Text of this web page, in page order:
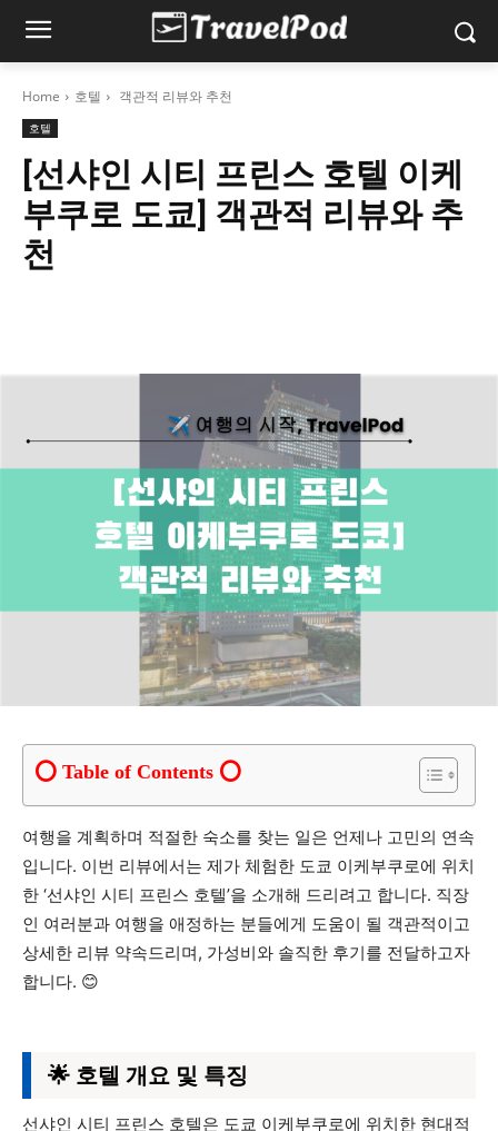
Home 호텔 객관적 리뷰와 추천
호텔
[선샤인 시티 프린스 호텔 이케
부쿠로 도쿄] 객관적 리뷰와 추
천
Table of Contents
여행을 계획하며 적절한 숙소를 찾는 일은 언제나 고민의 연속
입니다. 이번 리뷰에서는 제가 체험한 도쿄 이케부쿠로에 위치
한 ‘선샤인 시티 프린스 호텔’을 소개해 드리려고 합니다. 직장
인 여러분과 여행을 애정하는 분들에게 도움이 될 객관적이고
상세한 리뷰 약속드리며, 가성비와 솔직한 후기를 전달하고자
합니다. 😊
🌟 호텔 개요 및 특징
선샤인 시티 프린스 호텔은 도쿄 이케부쿠로에 위치한 현대적